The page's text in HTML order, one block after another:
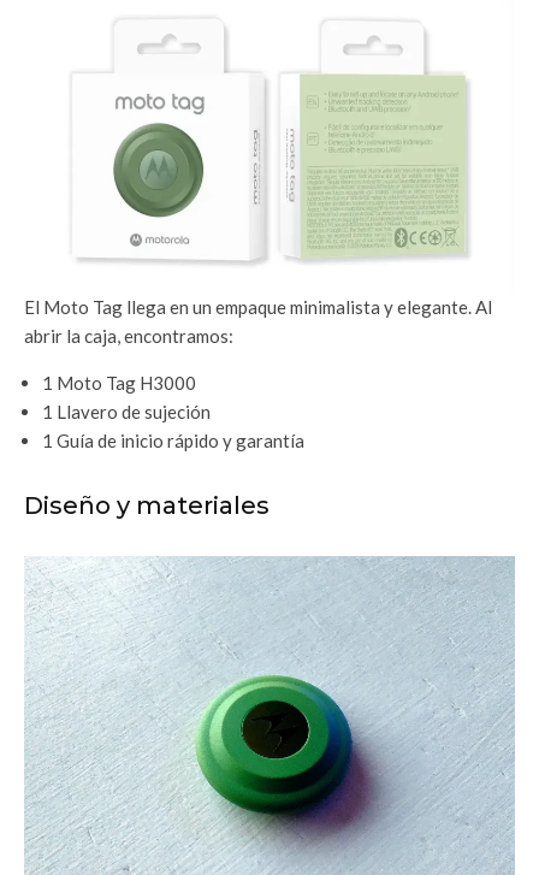
El Moto Tag llega en un empaque minimalista y elegante. Al
abrir la caja, encontramos:
1 Moto Tag H3000
1 Llavero de sujeción
1 Guía de inicio rápido y garantía
Diseño y materiales